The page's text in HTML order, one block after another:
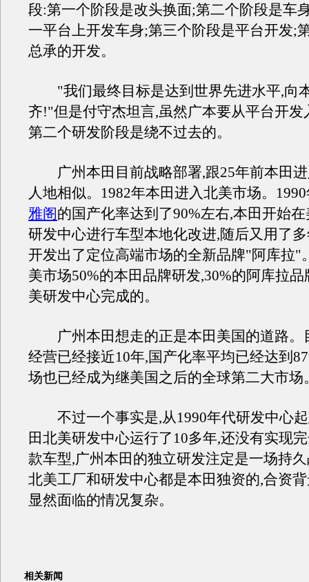
段:第一个阶段是改头换面;第二个阶段是车
一平台上开发车身;第三个阶段是平台开发;
总承的开发。
"我们最终目标是达到世界先进水平,向
齐!"但是付守杰坦言,虽然广本要从平台开发
第二个研发阶段是绕不过去的。
广州本田目前战略部署,跟25年前本田进
人地相似。1982年本田进入北美市场。
雅阁的国产化率达到了90%左右,本田开始
研发中心进行车型本地化改进,随后又用了
开发出了定位高端市场的全新品牌"阿库拉"
美市场50%的本田品牌研发,30%的阿库拉
美研发中心完成的。
广州本田想走的正是本田美国的道路。
经营已经接近10年,国产化率平均已经达到
场也已经成为继美国之后的全球第二大市场
不过一个事实是,从1990年代研发中心起
田北美研发中心运行了10多年,还没有实现
款车型,广州本田的独立研发注定是一场持
北美工厂和研发中心都是本田独资的,合资
显然面临的情况复杂。
相关新闻